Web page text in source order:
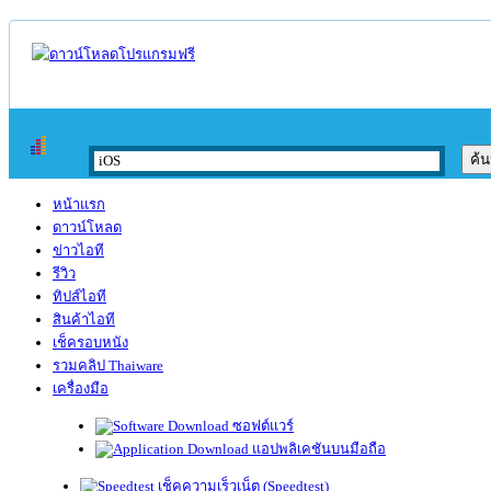
หน้าแรก
ดาวน์โหลด
ข่าวไอที
รีวิว
ทิปส์ไอที
สินค้าไอที
เช็ครอบหนัง
รวมคลิป Thaiware
เครื่องมือ
ซอฟต์แวร์
แอปพลิเคชันบนมือถือ
เช็คความเร็วเน็ต (Speedtest)